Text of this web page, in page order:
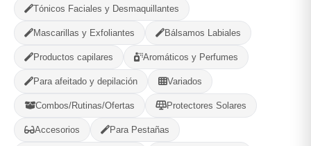
Tónicos Faciales y Desmaquillantes
Mascarillas y Exfoliantes Bálsamos Labiales
Productos capilares Aromáticos y Perfumes
Para afeitado y depilación Variados
Combos/Rutinas/Ofertas Protectores Solares
Accesorios Para Pestañas
Categorías: Cuidado Personal
Compartir Favorito
MÉTODOS DE PAGO ACEPTADOS